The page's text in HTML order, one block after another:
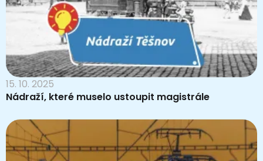
15. 10. 2025
Nádraží, které muselo ustoupit magistrále